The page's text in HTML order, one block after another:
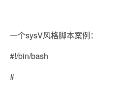
一个sysV风格脚本案例：
#!/bin/bash
#